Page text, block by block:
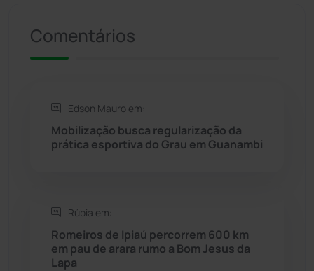
Rio de Contas
Rio do Antônio
Rio do Pires (97)
Seabra
Sebastião Laranjeiras
Comentários
Edson Mauro em:
Mobilização busca regularização da
prática esportiva do Grau em Guanambi
Rúbia em:
Romeiros de Ipiaú percorrem 600 km
em pau de arara rumo a Bom Jesus da
Lapa